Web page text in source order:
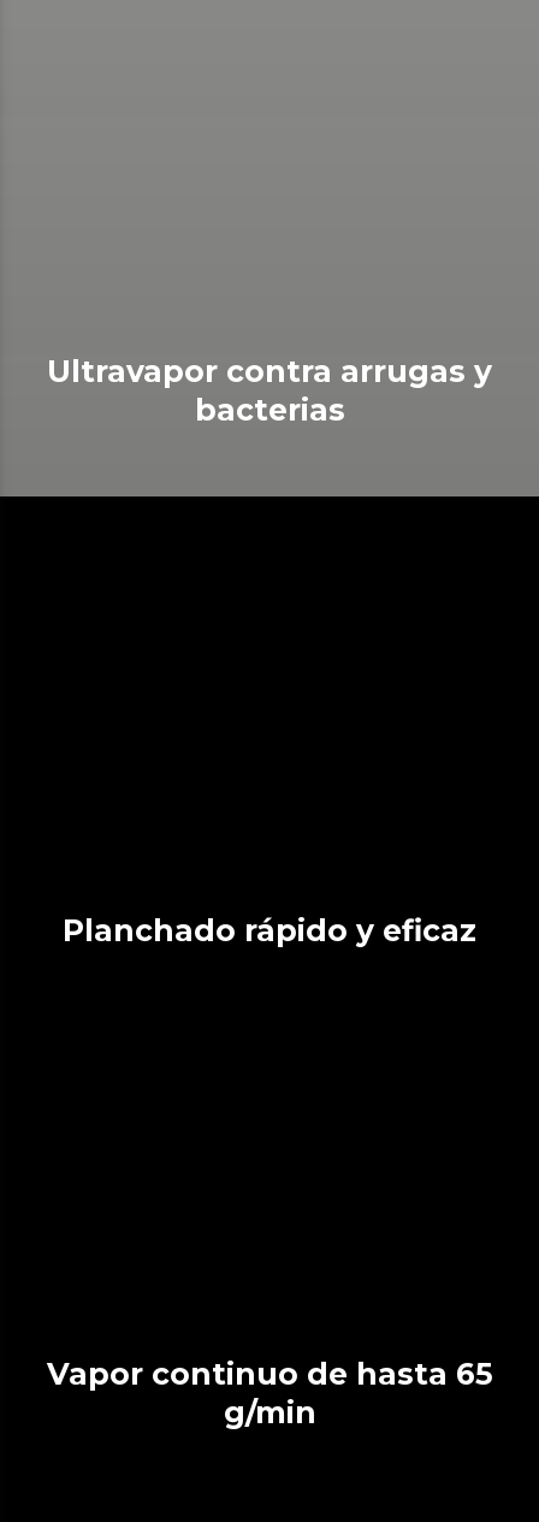
Ultravapor contra arrugas y
bacterias
Planchado rápido y eficaz
Vapor continuo de hasta 65
g/min